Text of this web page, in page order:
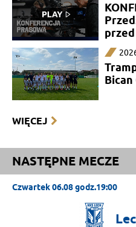
Bican
WIĘCEJ
NASTĘPNE MECZE
Czwartek 06.08 godz.19:00